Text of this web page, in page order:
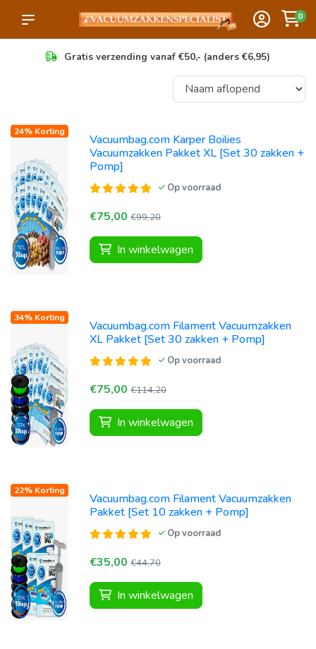
0
Gratis verzending vanaf €50,- (anders €6,95)
24% Korting
Vacuumbag.com Karper Boilies
Vacuumzakken Pakket XL [Set 30 zakken +
Pomp]
Op voorraad
€75,00 €99,20
In winkelwagen
34% Korting
Vacuumbag.com Filament Vacuumzakken
XL Pakket [Set 30 zakken + Pomp]
Op voorraad
€75,00 €114,20
In winkelwagen
22% Korting
Vacuumbag.com Filament Vacuumzakken
Pakket [Set 10 zakken + Pomp]
Op voorraad
€35,00 €44,70
In winkelwagen